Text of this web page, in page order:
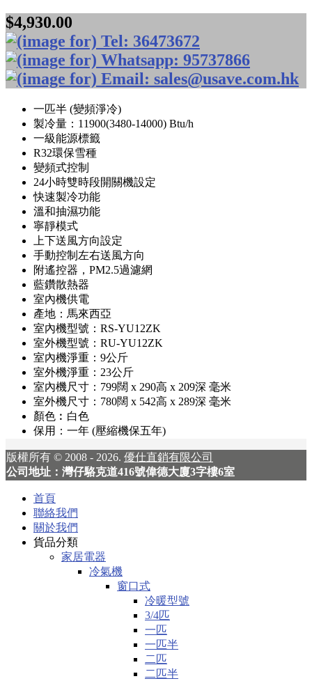
$4,930.00
一匹半 (變頻淨冷)
製冷量：11900(3480-14000) Btu/h
一級能源標籤
R32環保雪種
變頻式控制
24小時雙時段開關機設定
快速製冷功能
溫和抽濕功能
寧靜模式
上下送風方向設定
手動控制左右送風方向
附遙控器，PM2.5過濾網
藍鑽散熱器
室內機供電
產地：馬來西亞
室內機型號：RS-YU12ZK
室外機型號：RU-YU12ZK
室內機淨重：9公斤
室外機淨重：23公斤
室內機尺寸：799闊 x 290高 x 209深 毫米
室外機尺寸：780闊 x 542高 x 289深 毫米
顏色︰白色
保用：一年 (壓縮機保五年)
版權所有 © 2008 - 2026. 優仕直銷有限公司
公司地址：灣仔駱克道416號偉德大廈3字樓6室
首頁
聯絡我們
關於我們
貨品分類
家居電器
冷氣機
窗口式
冷暖型號
3/4匹
一匹
一匹半
二匹
二匹半